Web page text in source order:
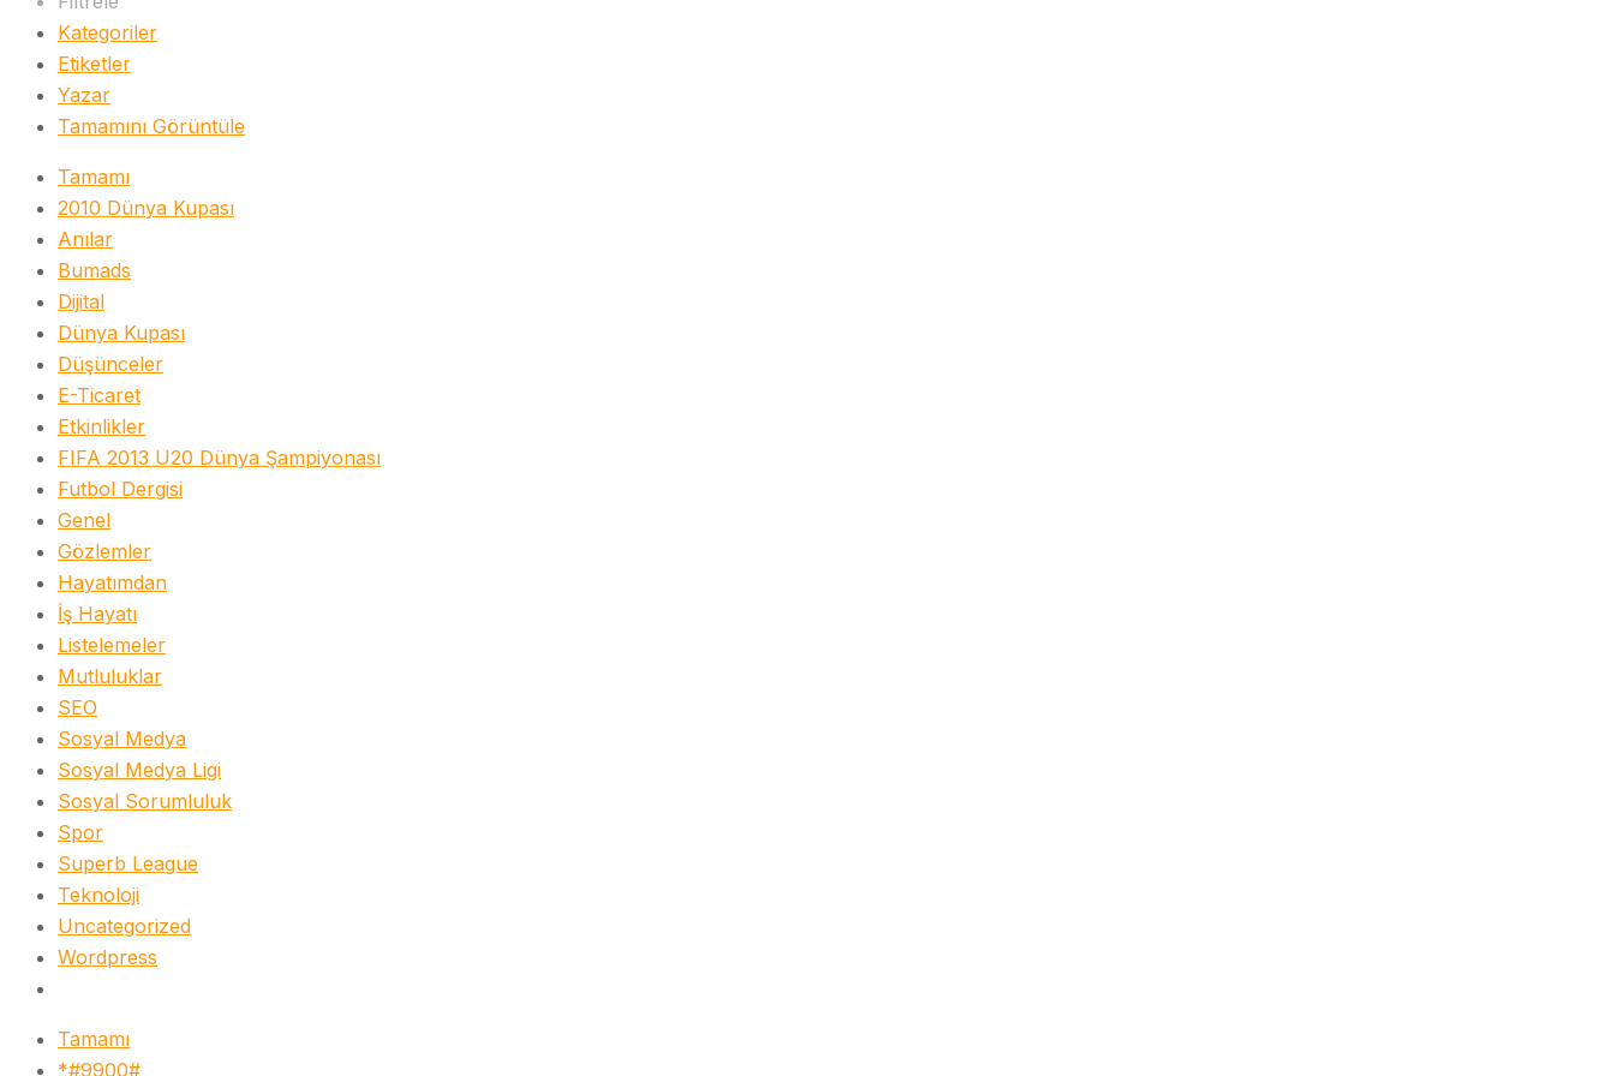
Kategoriler
Etiketler
Yazar
Tamamını Görüntüle
Tamamı
2010 Dünya Kupası
Anılar
Bumads
Dijital
Dünya Kupası
Düşünceler
E-Ticaret
Etkinlikler
FIFA 2013 U20 Dünya Şampiyonası
Futbol Dergisi
Genel
Gözlemler
Hayatımdan
İş Hayatı
Listelemeler
Mutluluklar
SEO
Sosyal Medya
Sosyal Medya Ligi
Sosyal Sorumluluk
Spor
Superb League
Teknoloji
Uncategorized
Wordpress
Tamamı
*#9900#